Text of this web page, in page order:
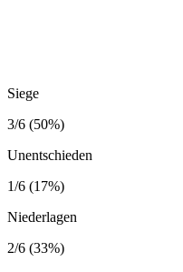
Siege
3/6 (50%)
Unentschieden
1/6 (17%)
Niederlagen
2/6 (33%)